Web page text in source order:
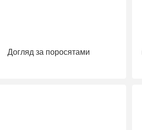
Догляд за поросятами